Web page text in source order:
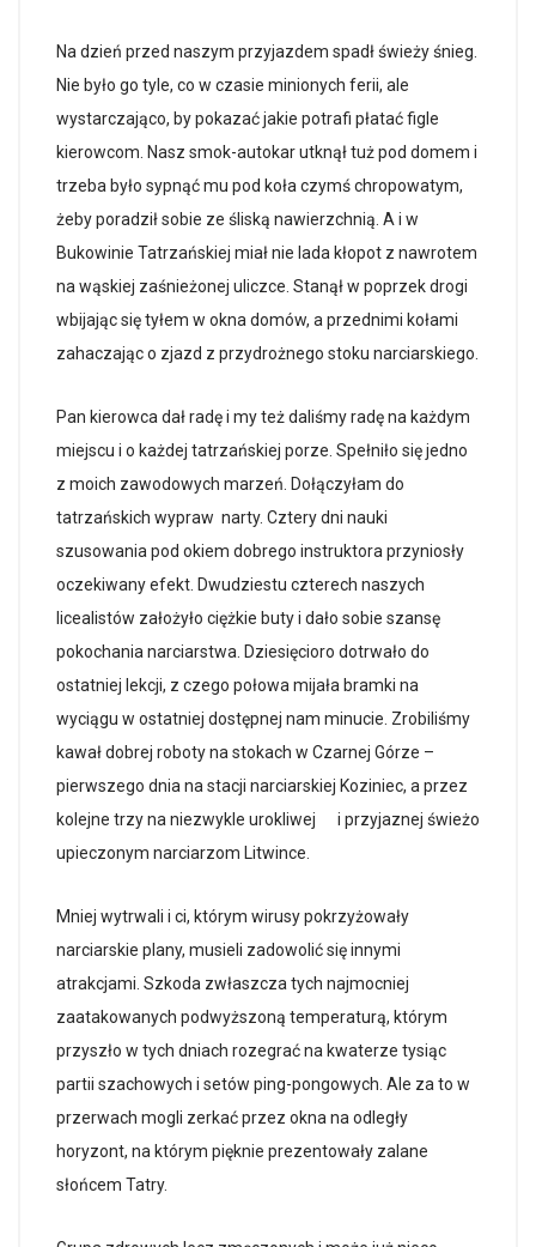
Na dzień przed naszym przyjazdem spadł świeży śnieg.
Nie było go tyle, co w czasie minionych ferii, ale
wystarczająco, by pokazać jakie potrafi płatać figle
kierowcom. Nasz smok-autokar utknął tuż pod domem i
trzeba było sypnąć mu pod koła czymś chropowatym,
żeby poradził sobie ze śliską nawierzchnią. A i w
Bukowinie Tatrzańskiej miał nie lada kłopot z nawrotem
na wąskiej zaśnieżonej uliczce. Stanął w poprzek drogi
wbijając się tyłem w okna domów, a przednimi kołami
zahaczając o zjazd z przydrożnego stoku narciarskiego.
Pan kierowca dał radę i my też daliśmy radę na każdym
miejscu i o każdej tatrzańskiej porze. Spełniło się jedno
z moich zawodowych marzeń. Dołączyłam do
tatrzańskich wypraw narty. Cztery dni nauki
szusowania pod okiem dobrego instruktora przyniosły
oczekiwany efekt. Dwudziestu czterech naszych
licealistów założyło ciężkie buty i dało sobie szansę
pokochania narciarstwa. Dziesięcioro dotrwało do
ostatniej lekcji, z czego połowa mijała bramki na
wyciągu w ostatniej dostępnej nam minucie. Zrobiliśmy
kawał dobrej roboty na stokach w Czarnej Górze –
pierwszego dnia na stacji narciarskiej Koziniec, a przez
kolejne trzy na niezwykle urokliwej i przyjaznej świeżo
upieczonym narciarzom Litwince.
Mniej wytrwali i ci, którym wirusy pokrzyżowały
narciarskie plany, musieli zadowolić się innymi
atrakcjami. Szkoda zwłaszcza tych najmocniej
zaatakowanych podwyższoną temperaturą, którym
przyszło w tych dniach rozegrać na kwaterze tysiąc
partii szachowych i setów ping-pongowych. Ale za to w
przerwach mogli zerkać przez okna na odległy
horyzont, na którym pięknie prezentowały zalane
słońcem Tatry.